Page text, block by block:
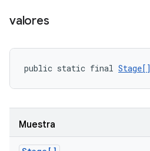
valores
public static final Stage[]
Muestra